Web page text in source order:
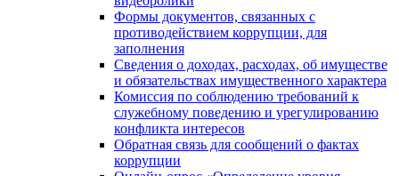
Формы документов, связанных с
противодействием коррупции, для
заполнения
Сведения о доходах, расходах, об имуществе
и обязательствах имущественного характера
Комиссия по соблюдению требований к
служебному поведению и урегулированию
конфликта интересов
Обратная связь для сообщений о фактах
коррупции